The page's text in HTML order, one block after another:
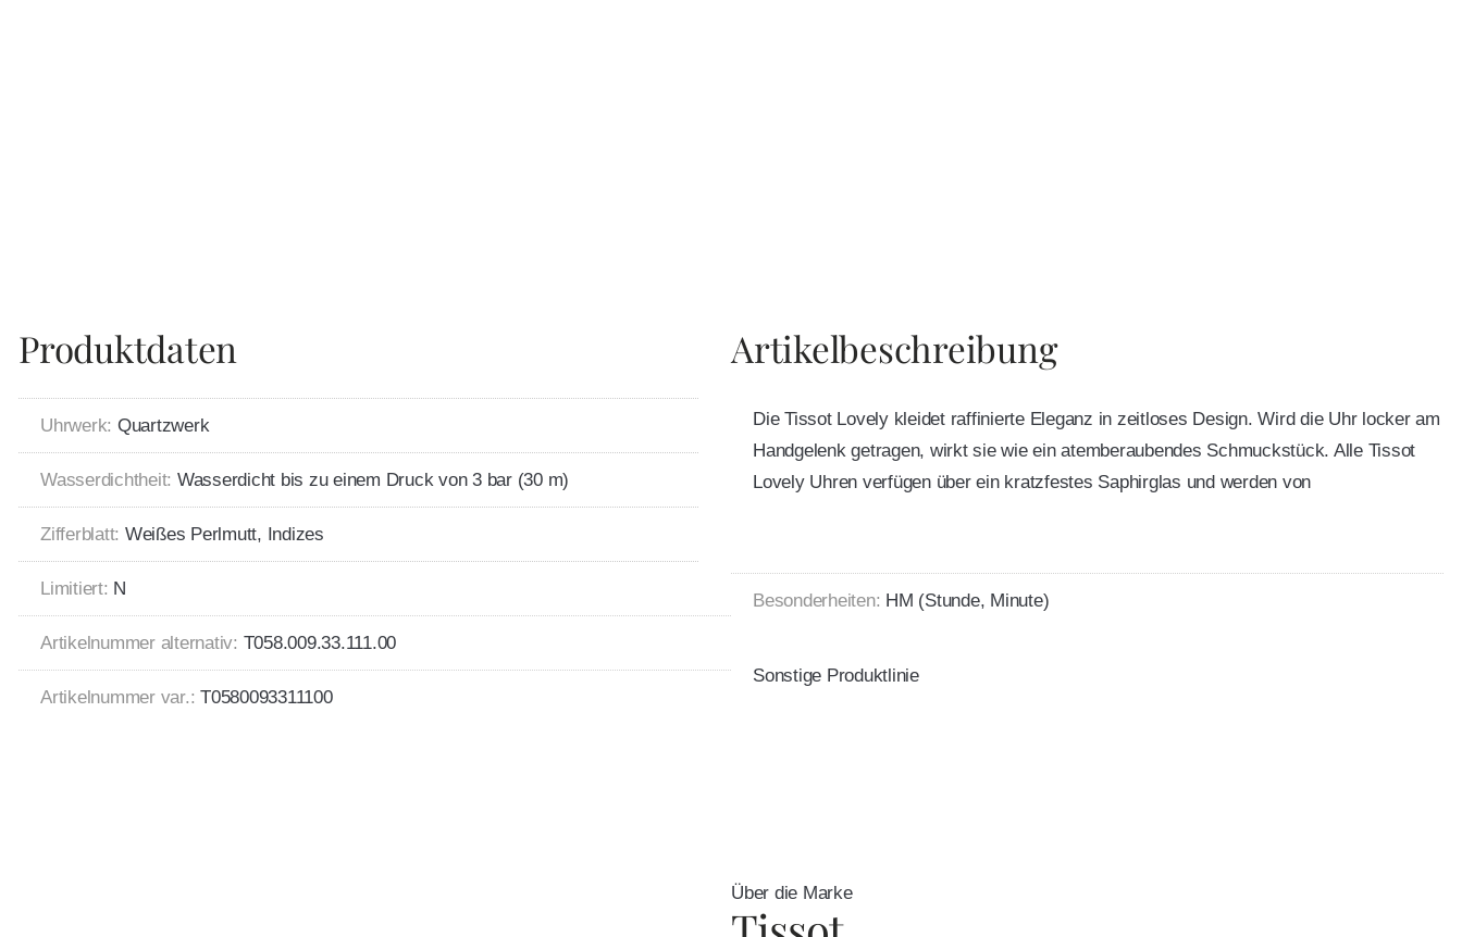
Produktdaten
Uhrwerk: Quartzwerk
Wasserdichtheit: Wasserdicht bis zu einem Druck von 3 bar (30 m)
Zifferblatt: Weißes Perlmutt, Indizes
Limitiert: N
Artikelnummer alternativ: T058.009.33.111.00
Artikelnummer var.: T0580093311100
Artikelbeschreibung
Die Tissot Lovely kleidet raffinierte Eleganz in zeitloses Design. Wird die Uhr locker am
Handgelenk getragen, wirkt sie wie ein atemberaubendes Schmuckstück. Alle Tissot
Lovely Uhren verfügen über ein kratzfestes Saphirglas und werden von
Besonderheiten: HM (Stunde, Minute)
Sonstige Produktlinie
Über die Marke